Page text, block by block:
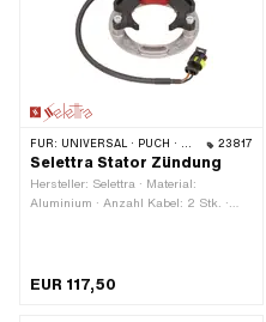
FÜR: UNIVERSAL · PUCH · SACHS · ZÜNDAPP BELMONDO 23817
Selettra Stator Zündung
Hersteller: Selettra · Material:
Aluminium · Anzahl Kabel: 2 Stk. ·
EUR 117,50